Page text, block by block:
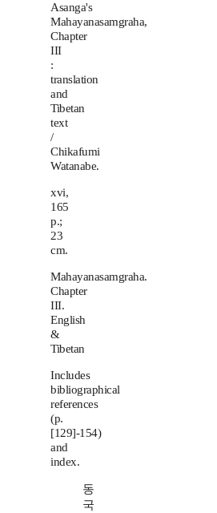
Asanga's
Mahayanasamgraha,
Chapter
III
:
translation
and
Tibetan
text
/
Chikafumi
Watanabe.
xvi,
165
p.;
23
cm.
Mahayanasamgraha.
Chapter
III.
English
&
Tibetan
Includes
bibliographical
references
(p.
[129]-154)
and
index.
동
국